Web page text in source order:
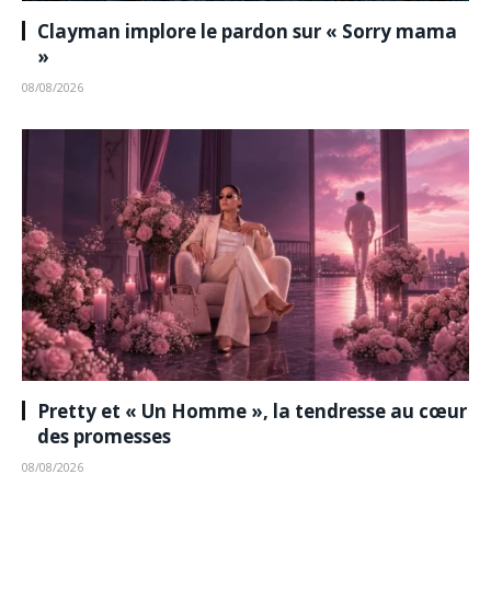
Clayman implore le pardon sur « Sorry mama
»
08/08/2026
Pretty et « Un Homme », la tendresse au cœur
des promesses
08/08/2026